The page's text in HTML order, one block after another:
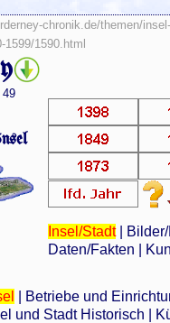
chronik.de/themen/insel-
1590.html
49
Insel/Stadt|
Daten/Fakten
Betriebe und
und Stadt Historisch